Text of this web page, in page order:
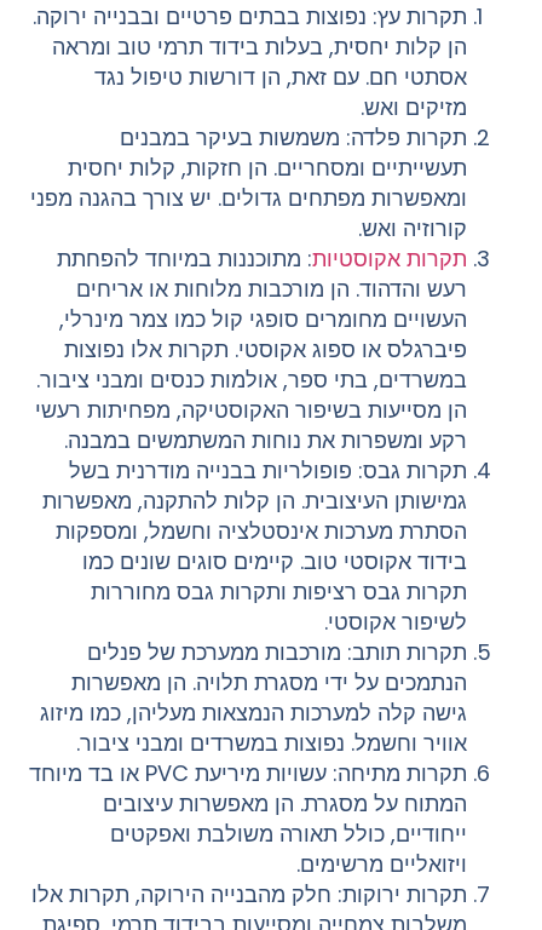
תקרות עץ: נפוצות בבתים פרטיים ובבנייה ירוקה.
הן קלות יחסית, בעלות בידוד תרמי טוב ומראה
אסתטי חם. עם זאת, הן דורשות טיפול נגד
מזיקים ואש.
תקרות פלדה: משמשות בעיקר במבנים
תעשייתיים ומסחריים. הן חזקות, קלות יחסית
ומאפשרות מפתחים גדולים. יש צורך בהגנה מפני
קורוזיה ואש.
תקרות אקוסטיות: מתוכננות במיוחד להפחתת
רעש והדהוד. הן מורכבות מלוחות או אריחים
העשויים מחומרים סופגי קול כמו צמר מינרלי,
פיברגלס או ספוג אקוסטי. תקרות אלו נפוצות
במשרדים, בתי ספר, אולמות כנסים ומבני ציבור.
הן מסייעות בשיפור האקוסטיקה, מפחיתות רעשי
רקע ומשפרות את נוחות המשתמשים במבנה.
תקרות גבס: פופולריות בבנייה מודרנית בשל
גמישותן העיצובית. הן קלות להתקנה, מאפשרות
הסתרת מערכות אינסטלציה וחשמל, ומספקות
בידוד אקוסטי טוב. קיימים סוגים שונים כמו
תקרות גבס רציפות ותקרות גבס מחוררות
לשיפור אקוסטי.
תקרות תותב: מורכבות ממערכת של פנלים
הנתמכים על ידי מסגרת תלויה. הן מאפשרות
גישה קלה למערכות הנמצאות מעליהן, כמו מיזוג
אוויר וחשמל. נפוצות במשרדים ומבני ציבור.
תקרות מתיחה: עשויות מיריעת PVC או בד מיוחד
המתוח על מסגרת. הן מאפשרות עיצובים
ייחודיים, כולל תאורה משולבת ואפקטים
ויזואליים מרשימים.
תקרות ירוקות: חלק מהבנייה הירוקה, תקרות אלו